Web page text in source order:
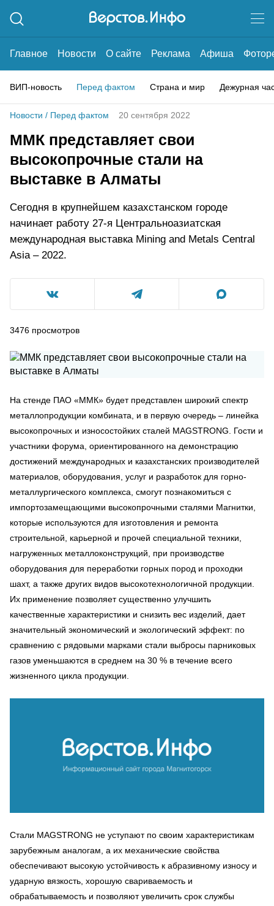
Главное Новости О сайте Реклама Афиша
ВИП-новость Перед фактом Страна и мир Дежурная
Новости / Перед фактом 20 сентября 2022
ММК представляет свои
высокопрочные стали на
выставке в Алматы
Сегодня в крупнейшем казахстанском городе
начинает работу 27-я Центральноазиатская
международная выставка Mining and Metals Central
Asia – 2022.
3476 просмотров
На стенде ПАО «ММК» будет представлен широкий спектр
металлопродукции комбината, и в первую очередь – линейка
высокопрочных и износостойких сталей MAGSTRONG. Гости и
участники форума, ориентированного на демонстрацию
достижений международных и казахстанских производителей
материалов, оборудования, услуг и разработок для горно-
металлургического комплекса, смогут познакомиться с
импортозамещающими высокопрочными сталями Магнитки,
которые используются для изготовления и ремонта
строительной, карьерной и прочей специальной техники,
нагруженных металлоконструкций, при производстве
оборудования для переработки горных пород и проходки
шахт, а также других видов высокотехнологичной продукции.
Их применение позволяет существенно улучшить
качественные характеристики и снизить вес изделий, дает
значительный экономический и экологический эффект: по
сравнению с рядовыми марками стали выбросы парниковых
газов уменьшаются в среднем на 30 % в течение всего
жизненного цикла продукции.
Стали MAGSTRONG не уступают по своим характеристикам
зарубежным аналогам, а их механические свойства
обеспечивают высокую устойчивость к абразивному износу и
ударную вязкость, хорошую свариваемость и
обрабатываемость и позволяют увеличить срок службы